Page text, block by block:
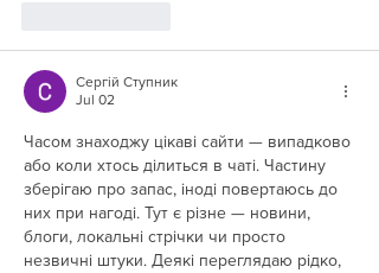
Сергій Ступник
Jul 02
Часом знаходжу цікаві сайти — випадково
або коли хтось ділиться в чаті. Частину
зберігаю про запас, іноді повертаюсь до
них при нагоді. Тут є різне — новини,
блоги, локальні стрічки чи просто
незвичні штуки. Деякі переглядаю рідко,